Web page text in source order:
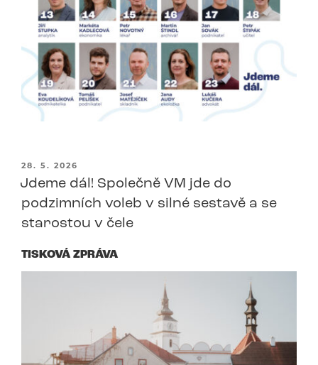
PUBLIKOVÁNO
28. 5. 2026
Jdeme dál! Společně VM jde do
podzimních voleb v silné sestavě a se
starostou v čele
TISKOVÁ ZPRÁVA